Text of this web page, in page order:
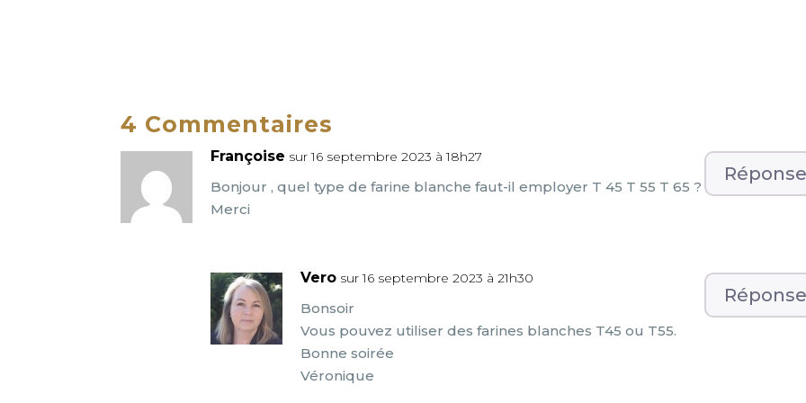
4 Commentaires
Françoise sur 16 septembre 2023 à 18h27
Bonjour , quel type de farine blanche faut-il employer T 45 T 55 T 65 ?
Merci
Vero sur 16 septembre 2023 à 21h30
Bonsoir
Vous pouvez utiliser des farines blanches T45 ou T55.
Bonne soirée
Véronique